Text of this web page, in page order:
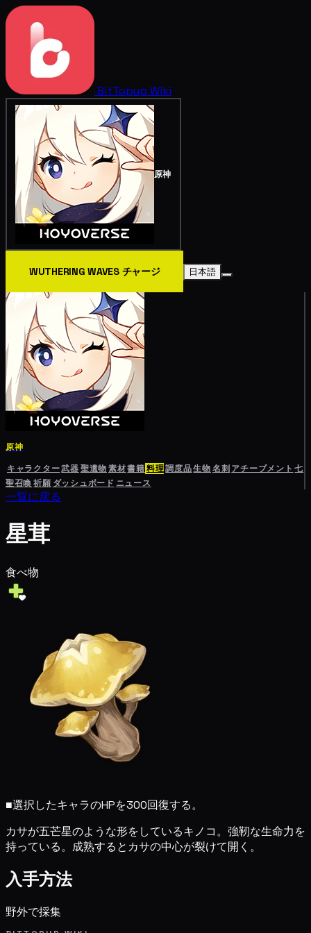
BitTopup Wiki
原神
WUTHERING WAVES チャージ 日本語
原神
キャラクター武器聖遺物素材書籍料理調度品生物名刺 アチーブメント 七
聖召喚祈願 ダッシュボード ニュース
一覧に戻る
星茸
食べ物
■選択したキャラのHPを300回復する。
カサが五芒星のような形をしているキノコ。強靭な生命力を
持っている。成熟するとカサの中心が裂けて開く。
入手方法
野外で採集